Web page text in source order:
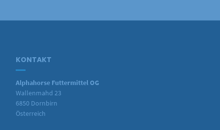
KONTAKT
Alphahorse Futtermittel OG
Wallenmahd 23
6850 Dornbirn
Österreich